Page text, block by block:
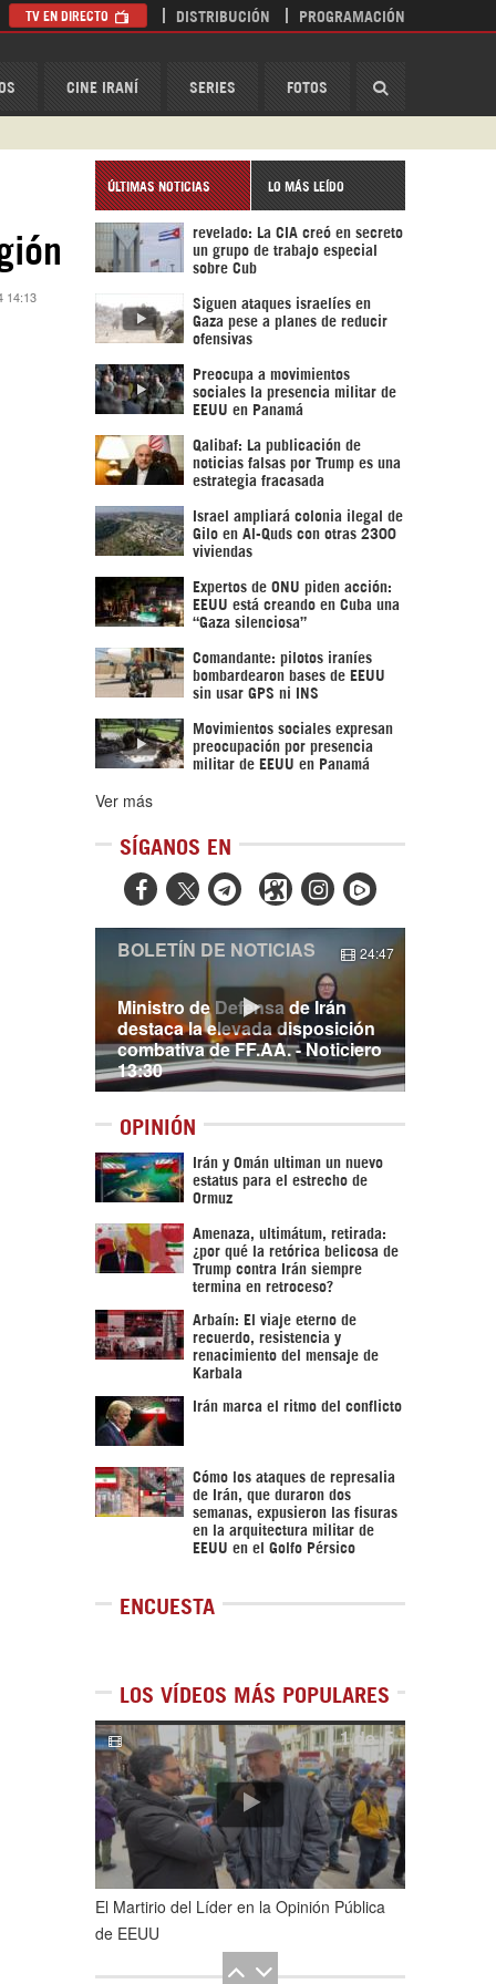
CINE IRANÍ SERIES FOTOS
TV EN DIRECTO DISTRIBUCIÓN PROGRAMACIÓN
14:13
ÚLTIMAS NOTICIAS LO MÁS LEÍDO
revelado: La CIA creó en secreto
un grupo de trabajo especial
sobre Cub
Siguen ataques israelíes en
Gaza pese a planes de reducir
ofensivas
Preocupa a movimientos
sociales la presencia militar de
EEUU en Panamá
Qalibaf: La publicación de
noticias falsas por Trump es una
estrategia fracasada
Israel ampliará colonia ilegal de
Gilo en Al-Quds con otras 2300
viviendas
Expertos de ONU piden acción:
EEUU está creando en Cuba una
“Gaza silenciosa”
Comandante: pilotos iraníes
bombardearon bases de EEUU
sin usar GPS ni INS
Movimientos sociales expresan
preocupación por presencia
militar de EEUU en Panamá
Ver más
SÍGANOS EN
  
Ministro de Defensa de Irán
destaca la elevada disposición
combativa de FF.AA. - Noticiero
13:30
BOLETÍN DE NOTICIAS 24:47
OPINIÓN
Irán y Omán ultiman un nuevo
estatus para el estrecho de
Ormuz
Amenaza, ultimátum, retirada:
¿por qué la retórica belicosa de
Trump contra Irán siempre
termina en retroceso?
Arbaín: El viaje eterno de
recuerdo, resistencia y
renacimiento del mensaje de
Karbala
Irán marca el ritmo del conflicto
Cómo los ataques de represalia
de Irán, que duraron dos
semanas, expusieron las fisuras
en la arquitectura militar de
EEUU en el Golfo Pérsico
ENCUESTA
LOS VÍDEOS MÁS POPULARES
1de5
El Martirio del Líder en la Opinión Pública
de EEUU